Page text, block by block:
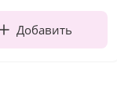
Добавить